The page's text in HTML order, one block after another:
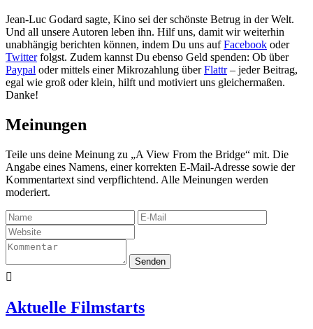
Jean-Luc Godard sagte, Kino sei der schönste Betrug in der Welt.
Und all unsere Autoren leben ihn. Hilf uns, damit wir weiterhin
unabhängig berichten können, indem Du uns aufFacebook oder
Twitterfolgst. Zudem kannst Du ebenso Geld spenden: Ob über
Paypal oder mittels einer Mikrozahlung überFlattr– jeder Beitrag,
egal wie groß oder klein, hilft und motiviert uns gleichermaßen.
Danke!
Meinungen
Teile uns deine Meinung zu „A View From the Bridge“ mit. Die
Angabe eines Namens, einer korrekten E-Mail-Adresse sowie der
Kommentartext sind verpflichtend. Alle Meinungen werden
moderiert.
Senden

Aktuelle Filmstarts